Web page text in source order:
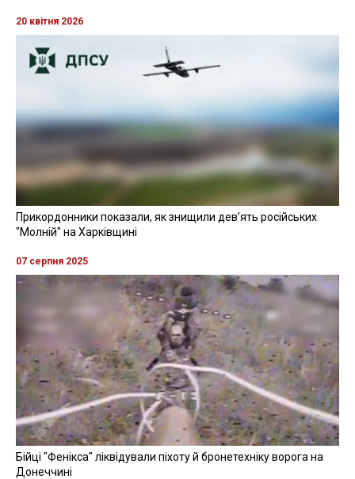
20 квітня 2026
Прикордонники показали, як знищили девʼять російських
"Молній" на Харківщині
07 серпня 2025
Бійці "Фенікса" ліквідували піхоту й бронетехніку ворога на
Донеччині